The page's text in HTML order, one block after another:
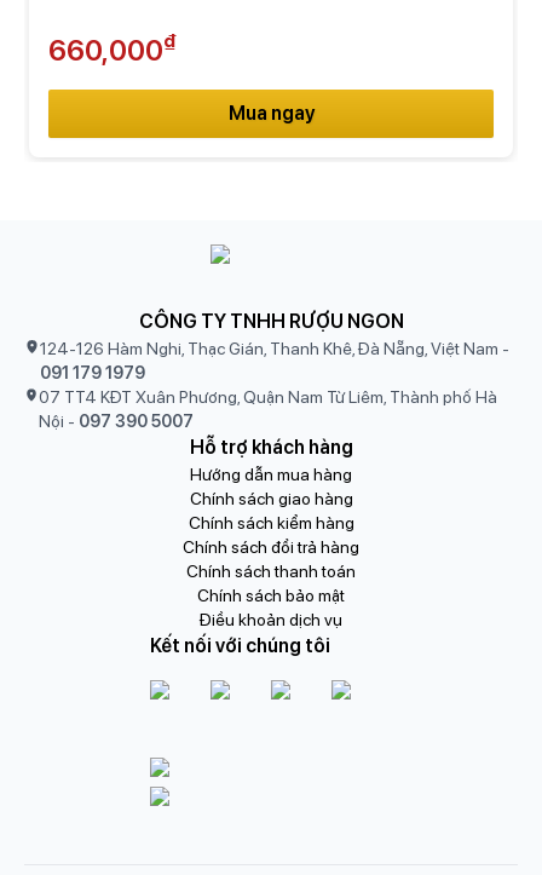
660,000₫
Mua ngay
CÔNG TY TNHH RƯỢU NGON
124-126 Hàm Nghi, Thạc Gián, Thanh Khê, Đà Nẵng, Việt Nam -
091 179 1979
07 TT4 KĐT Xuân Phương, Quận Nam Từ Liêm, Thành phố Hà
Nội - 097 390 5007
Hỗ trợ khách hàng
Hướng dẫn mua hàng
Chính sách giao hàng
Chính sách kiểm hàng
Chính sách đổi trả hàng
Chính sách thanh toán
Chính sách bảo mật
Điều khoản dịch vụ
Kết nối với chúng tôi